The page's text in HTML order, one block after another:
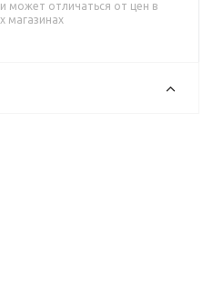
может отличаться от цен в
магазинах